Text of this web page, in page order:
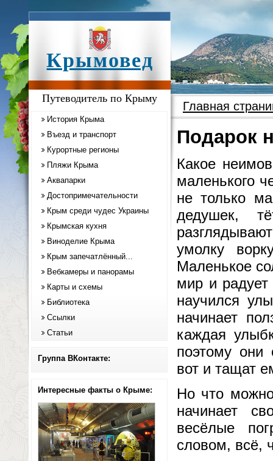
Крымовед
Путеводитель по Крыму
История Крыма
Въезд и транспорт
Курортные регионы
Пляжи Крыма
Аквапарки
Достопримечательности
Крым среди чудес Украины
Крымская кухня
Виноделие Крыма
Крым запечатлённый...
Вебкамеры и панорамы
Карты и схемы
Библиотека
Ссылки
Статьи
Группа ВКонтакте:
Интересные факты о Крыме:
Главная
Подарок
Какое
маленького
не только
дедушек,
умолку
Маленькое
мир и
научился
начинает
каждая
поэтому они
вот и тащат
Но что
начинает
весёлые
словом, всё,